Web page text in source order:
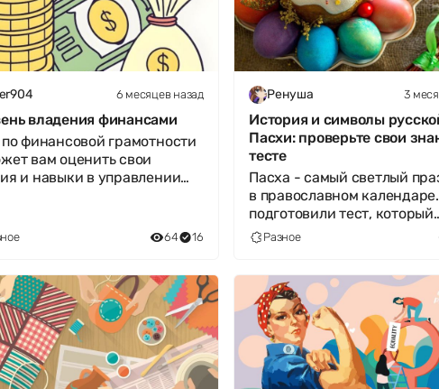
6 месяцев назад
владения финансами
по финансовой грамотности
вам оценить свои
и навыки в управлении
64 16
Ренуша 3
История и символы
Пасхи: проверьте свои
тесте
Пасха - самый светлый
в православном
подготовили тест, который
поможет вам вспомнить
Разное